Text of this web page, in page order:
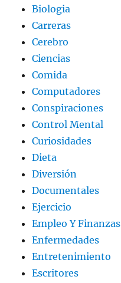
Biologia
Carreras
Cerebro
Ciencias
Comida
Computadores
Conspiraciones
Control Mental
Curiosidades
Dieta
Diversión
Documentales
Ejercicio
Empleo Y Finanzas
Enfermedades
Entretenimiento
Escritores